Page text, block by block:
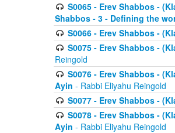
S0065 - Erev Shabbos -
Shabbos - 3 - Defining the
S0066 - Erev Shabbos -
S0075 - Erev Shabbos -
Reingold
S0076 - Erev Shabbos -
Ayin - Rabbi Eliyahu Reingold
S0077 - Erev Shabbos -
S0078 - Erev Shabbos -
Ayin - Rabbi Eliyahu Reingold